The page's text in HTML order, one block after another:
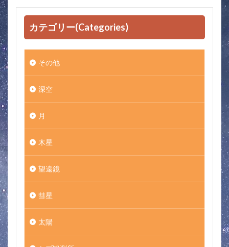
カテゴリー(Categories)
その他
深空
月
木星
望遠鏡
彗星
太陽